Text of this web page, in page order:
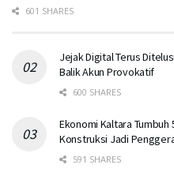
601 SHARES
Jejak Digital Terus
Balik Akun Provokatif
600 SHARES
Ekonomi Kaltara Tumbuh
Konstruksi Jadi
591 SHARES